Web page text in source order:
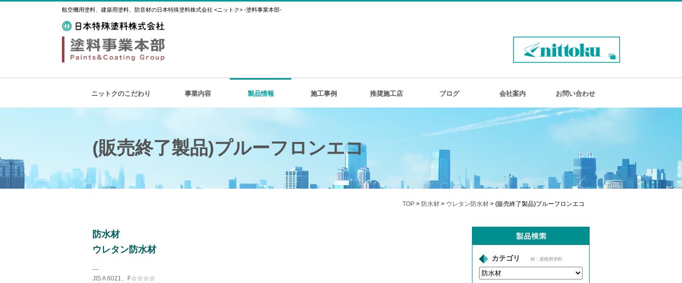
航空機用塗料、建築用塗料、防音材の日本特殊塗料株式会社 <ニットク> -塗料事業本部-
ニットクのこだわり 事業内容 製品情報 施工事例 推奨施工店 ブログ 会社案内 お問い合わせ
(販売終了製品)プルーフロンエコ
TOP > 防水材 > ウレタン防水材 > (販売終了製品)プルーフロンエコ
防水材
ウレタン防水材
―
JIS A 6021、F☆☆☆☆
カテゴリ 例：屋根用塗料